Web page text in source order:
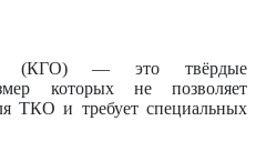
(КГО) — это твёрдые
которых не позволяет
ТКО и требует специальных